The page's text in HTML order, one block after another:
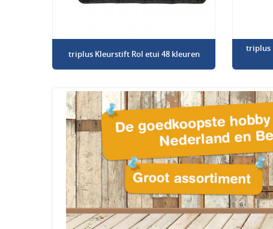
triplus Kleurstift Rol etui 48 kleuren
triplus